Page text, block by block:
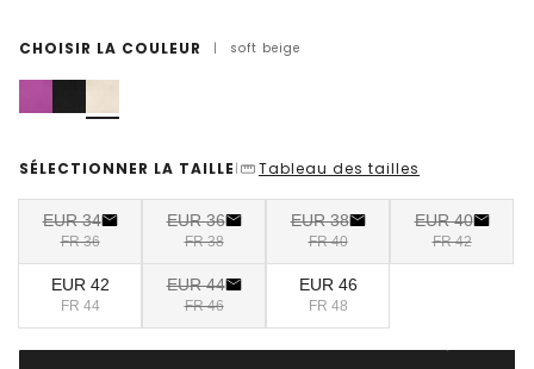
CHOISIR LA COULEUR | soft beige
SÉLECTIONNER LA TAILLE | Tableau des tailles
EUR 34
FR 36
EUR 36
FR 38
EUR 38
FR 40
EUR 40
FR 42
EUR 42
FR 44
EUR 44
FR 46
EUR 46
FR 48